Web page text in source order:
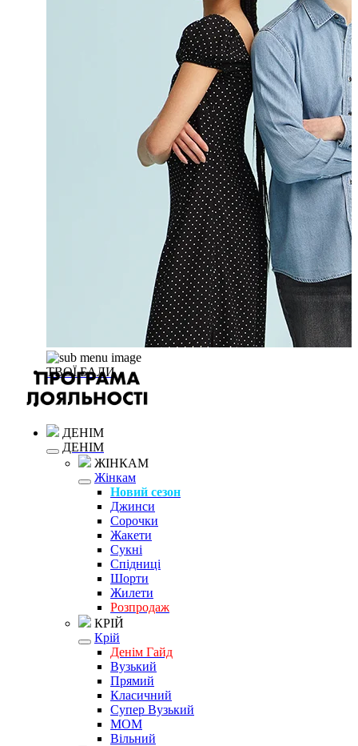
ТВОЇ БАЛИ
ДЕНІМ
ДЕНІМ
ЖІНКАМ
Жінкам
Новий сезон
Джинси
Сорочки
Жакети
Сукні
Спідниці
Шорти
Жилети
Розпродаж
КРІЙ
Крій
Денім Гайд
Вузький
Прямий
Класичний
Супер Вузький
MOM
Вільний